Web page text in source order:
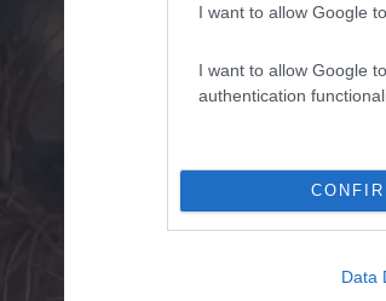
I want to allow Google
I want to allow Google
authentication
Data